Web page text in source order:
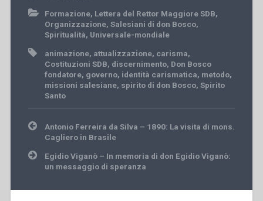
Formazione, Lettera del Rettor Maggiore SDB,
Organizzazione, Salesiani di don Bosco,
Spiritualità, Universale-mondiale
animazione, attualizzazione, carisma,
Costituzioni SDB, discernimento, Don Bosco
fondatore, governo, identità carismatica, metodo,
missioni salesiane, spirito di don Bosco, Spirito
Santo
Post
navigation
Antonio Ferreira da Silva – 1890: La visita di mons.
Cagliero in Brasile
Egidio Viganò – In memoria di don Egidio Viganò:
un messaggio di speranza